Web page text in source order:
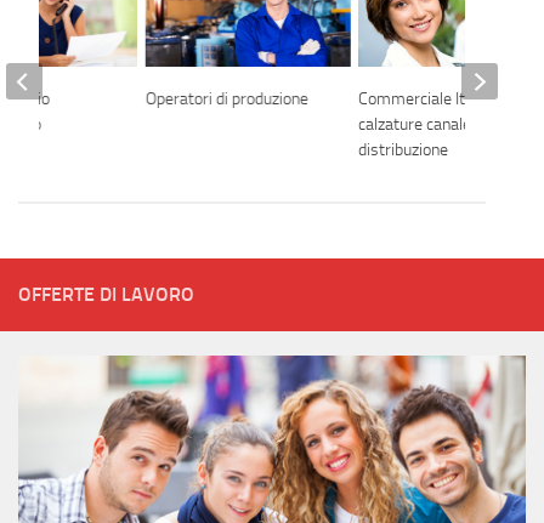
Operatori di produzione
Commerciale Italia
calzature canale grande
distribuzione
ufficio
OFFERTE DI LAVORO